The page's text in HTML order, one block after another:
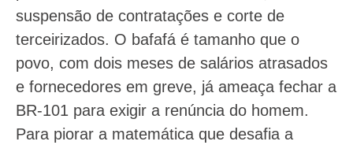
suspensão de contratações e corte de
terceirizados. O bafafá é tamanho que o
povo, com dois meses de salários atrasados
e fornecedores em greve, já ameaça fechar a
BR-101 para exigir a renúncia do homem.
Para piorar a matemática que desafia a